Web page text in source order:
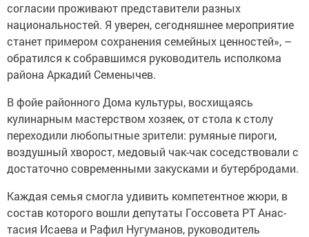
согласии проживают представители разных
национальностей. Я уверен, сегодняшнее мероприятие
станет примером сохранения семейных ценностей», –
обратился к собравшимся руководитель исполкома
района Аркадий Семенычев.
В фойе районного Дома культуры, восхищаясь
кулинарным мастерством хозяек, от стола к столу
переходили любопытные зрители: румяные пироги,
воздушный хворост, медовый чак-чак соседствовали с
достаточно современными ­закусками и бутербродами.
Каждая семья смогла удивить компетентное жюри, в
состав которого вошли депутаты Госсовета РТ Анас­
тасия Исаева и Рафил Нугуманов, руководитель